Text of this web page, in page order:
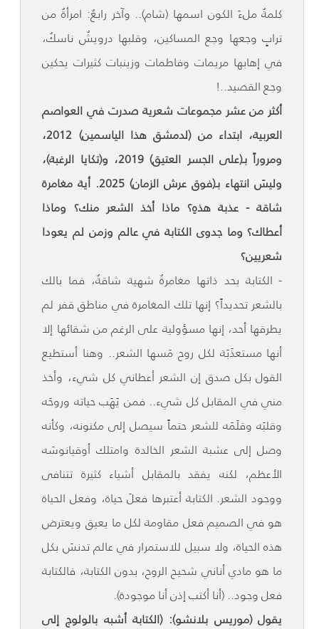
كلمةٌ ملءَ الكون اسمها (شام).. وآخر رابعٌ: امرأةٌ من
ترابٍ وجعها وجع المساكين، وقلبها درويشٌ ناسكٌ،
في إهابها مريمات وفاطمات وزينبات كثيرات يحكين
وجع القصيد..!
أكثر من عشر مجموعات شعرية صدرت في العواصم
العربية، ابتداء من (لدمشق هذا الياسمين) 2012،
ومروراً بـ(على الجسر العتيق) 2019، و(تكايا الرغبة)،
وليسَ انتهاء بـ(فوق عرش الزمان) 2025. أية مغامرة
شاقة - عذبة هذهِ؟ ماذا أخذ الشعر منك؟ وماذا
أعطاك؟ وما جدوى الكتابة في عالم وزمن لم يعودا
شعريين؟
- الكتابة بحد ذاتها مغامرةٌ شهية شاقةٌ، فما بالك
بالشعر تحديداً؟ إنها تلك المغامرة في مناطق قفر لم
يطرقها أحد، إنها مسؤولية على الرغم من شقائها إلا
أنها مستعذَبَة لكل روح مَسها الشعر.. وهنا أستطيع
القول بكل صدق إن الشعر أعطاني كل شيء، وأخذ
مني في المقابل كل شيء.. فمن يَهَب حياته وروحَه
وقلبَه وقلَمَه للشعر حتماً سيصل إلى مكنونه، وكأنه
وصل إلى عشبة الشعر الخالدة وامتلك أوقيانوسَه
الأعظم، لكنه يفقد بالمقابل أشياء كثيرة تتنافى
ووجود الشعر. الكتابة أعتبرها فعلَ حياة، وفعل الحياة
هو في الصميم فعل مقاومة لكل ما يعيق ويعترض
هذه الحياة، ولا سبيل للاستمرار في عالم تدنسَ بكل
ما هو مادي أناني شحيح الروح، بدون الكتابة، فالكتابة
فعل وجود.. (أنا أكتب إذن أنا موجودة).
يقول (موريس بلانشو): (الكتابة أشبه بالولوج إلى